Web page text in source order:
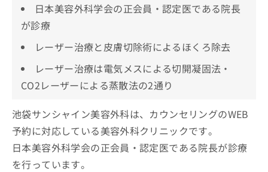
日本美容外科学会の正会員・認定医である院長
が診療
レーザー治療と皮膚切除術によるほくろ除去
レーザー治療は電気メスによる切開凝固法・
CO2レーザーによる蒸散法の2通り
池袋サンシャイン美容外科は、カウンセリングのWEB
予約に対応している美容外科クリニックです。
日本美容外科学会の正会員・認定医である院長が診療
を行っています。